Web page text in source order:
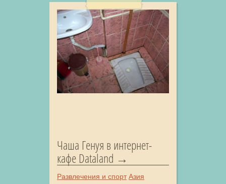
Чаша Генуя в интернет-
кафе Dataland
Развлечения и спорт Азия